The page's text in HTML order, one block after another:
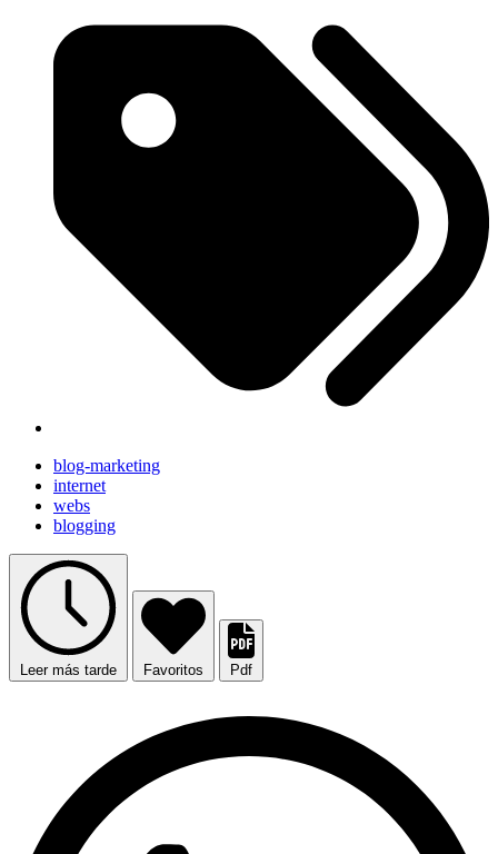
blog-marketing
internet
webs
blogging
Leer más tarde Favoritos Pdf